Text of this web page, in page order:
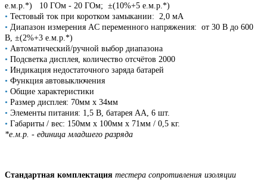
е.м.р.*)
10 ГОм - 20 ГОм; ±(10%+5 е.м.р.*)
• Тестовый ток при коротком замыкании: 2,0 мА
• Диапазон измерения AC переменного напряжения: от 30 В до 600
В, ±(2%+3 е.м.р.*)
• Автоматический/ручной выбор диапазона
• Подсветка дисплея, количество отсчётов 2000
• Индикация недостаточного заряда батарей
• Функция автовыключения
• Общие характеристики
• Размер дисплея: 70мм х 34мм
• Элементы питания: 1,5 В, батарея АА, 6 шт.
• Габариты / вес: 150мм x 100мм x 71мм / 0,5 кг.
*е.м.р. - единица младшего разряда
Стандартная комплектация тестера сопротивления изоляции